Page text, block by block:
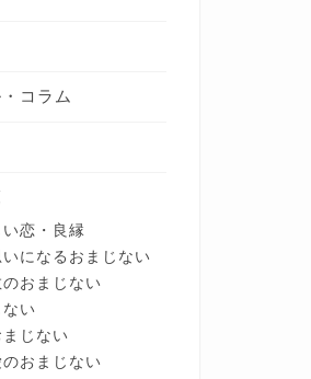
コラム
恋・良縁
になるおまじない
おまじない
い
じない
おまじない